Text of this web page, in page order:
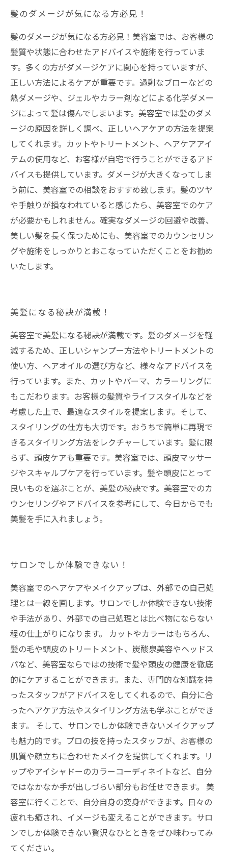
髪のダメージが気になる方必見！
髪のダメージが気になる方必見！美容室では、お客様の
髪質や状態に合わせたアドバイスや施術を行っていま
す。多くの方がダメージケアに関心を持っていますが、
正しい方法によるケアが重要です。過剰なブローなどの
熱ダメージや、ジェルやカラー剤などによる化学ダメー
ジによって髪は傷んでしまいます。美容室では髪のダメ
ージの原因を詳しく調べ、正しいヘアケアの方法を提案
してくれます。カットやトリートメント、ヘアケアアイ
テムの使用など、お客様が自宅で行うことができるアド
バイスも提供しています。ダメージが大きくなってしま
う前に、美容室での相談をおすすめ致します。髪のツヤ
や手触りが損なわれていると感じたら、美容室でのケア
が必要かもしれません。確実なダメージの回避や改善、
美しい髪を長く保つためにも、美容室でのカウンセリン
グや施術をしっかりとおこなっていただくことをお勧め
いたします。
美髪になる秘訣が満載！
美容室で美髪になる秘訣が満載です。髪のダメージを軽
減するため、正しいシャンプー方法やトリートメントの
使い方、ヘアオイルの選び方など、様々なアドバイスを
行っています。また、カットやパーマ、カラーリングに
もこだわります。お客様の髪質やライフスタイルなどを
考慮した上で、最適なスタイルを提案します。そして、
スタイリングの仕方も大切です。おうちで簡単に再現で
きるスタイリング方法をレクチャーしています。髪に限
らず、頭皮ケアも重要です。美容室では、頭皮マッサー
ジやスキャルプケアを行っています。髪や頭皮にとって
良いものを選ぶことが、美髪の秘訣です。美容室でのカ
ウンセリングやアドバイスを参考にして、今日からでも
美髪を手に入れましょう。
サロンでしか体験できない！
美容室でのヘアケアやメイクアップは、外部での自己処
理とは一線を画します。サロンでしか体験できない技術
や手法があり、外部での自己処理とは比べ物にならない
程の仕上がりになります。 カットやカラーはもちろん、
髪の毛や頭皮のトリートメント、炭酸泉美容やヘッドス
パなど、美容室ならではの技術で髪や頭皮の健康を徹底
的にケアすることができます。また、専門的な知識を持
ったスタッフがアドバイスをしてくれるので、自分に合
ったヘアケア方法やスタイリング方法も学ぶことができ
ます。 そして、サロンでしか体験できないメイクアップ
も魅力的です。プロの技を持ったスタッフが、お客様の
肌質や顔立ちに合わせたメイクを提供してくれます。リ
ップやアイシャドーのカラーコーディネイトなど、自分
ではなかなか手が出しづらい部分もお任せできます。 美
容室に行くことで、自分自身の変身ができます。日々の
疲れも癒され、イメージも変えることができます。サロ
ンでしか体験できない贅沢なひとときをぜひ味わってみ
てください。